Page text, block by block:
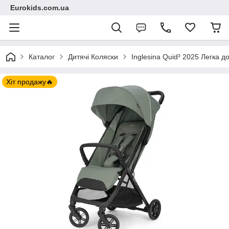
Eurokids.com.ua
Каталог Дитячі Коляски Inglesina Quid³ 2025 Легка
Хіт продажу🔥